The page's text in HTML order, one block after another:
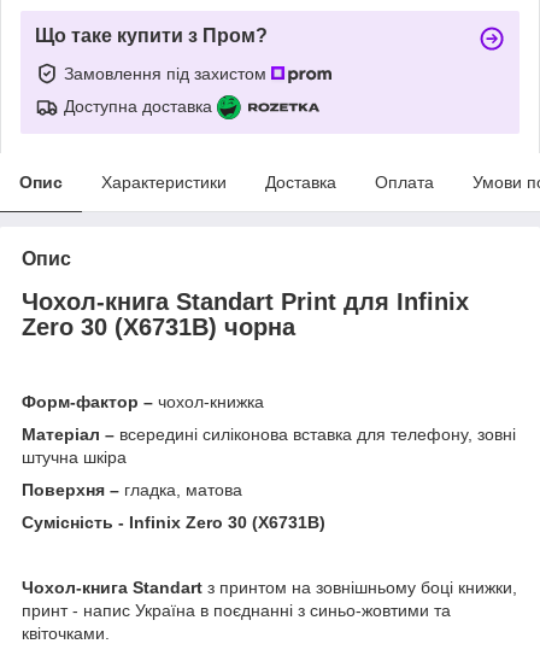
Що таке купити з Пром?
Замовлення під захистом
Доступна доставка
Опис Характеристики Доставка Оплата Умови
Опис
Чохол-книга Standart Print для Infinix
Zero 30 (X6731B) чорна
Форм-фактор – чохол-книжка
Матеріал – всередині силіконова вставка для телефону, зовні
штучна шкіра
Поверхня – гладка, матова
Сумісність - Infinix Zero 30 (X6731B)
Чохол-книга Standart з принтом на зовнішньому боці книжки,
принт - напис Україна в поєднанні з синьо-жовтими та
квіточками.